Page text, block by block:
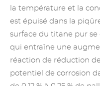
la température et la
est épuisé dans la
surface du titane pur
qui entraîne une
réaction de réduction
potentiel de corrosion